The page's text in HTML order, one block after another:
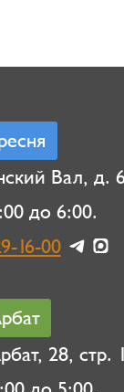
Вал, д.
до 6:00.
16-00
28, стр.